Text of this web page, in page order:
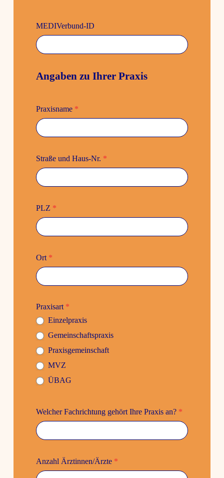
MEDI­Ver­bund-ID
Angaben zu Ihrer Praxis
Praxis­name *
Straße und Haus-Nr. *
PLZ *
Ort *
Praxisart *
Einzel­praxis
Gemein­schafts­praxis
Praxis­ge­mein­schaft
MVZ
ÜBAG
Welcher Fach­rich­tung gehört Ihre Praxis an? *
Anzahl Ärztinnen/Ärzte *